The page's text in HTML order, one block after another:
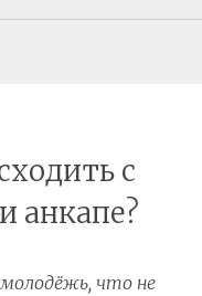
с
анкапе?
что не